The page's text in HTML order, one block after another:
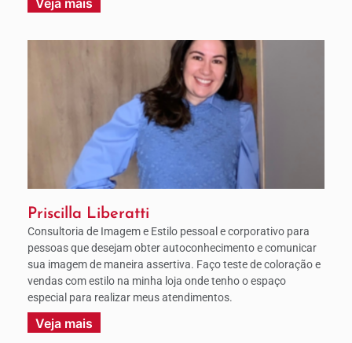
Veja mais
Priscilla Liberatti
Consultoria de Imagem e Estilo pessoal e corporativo para
pessoas que desejam obter autoconhecimento e comunicar
sua imagem de maneira assertiva. Faço teste de coloração e
vendas com estilo na minha loja onde tenho o espaço
especial para realizar meus atendimentos.
Veja mais